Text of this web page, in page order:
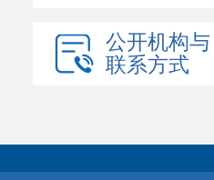
公开机构与
联系方式